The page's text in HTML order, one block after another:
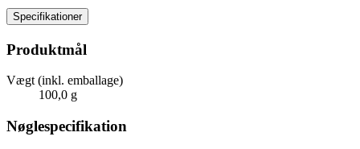
Specifikationer
Produktmål
Vægt (inkl. emballage)
100,0 g
Nøglespecifikation